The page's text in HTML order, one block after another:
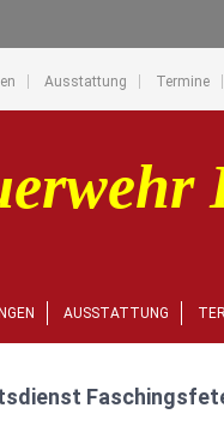
Ausstattung Termine
AUSSTATTUNG